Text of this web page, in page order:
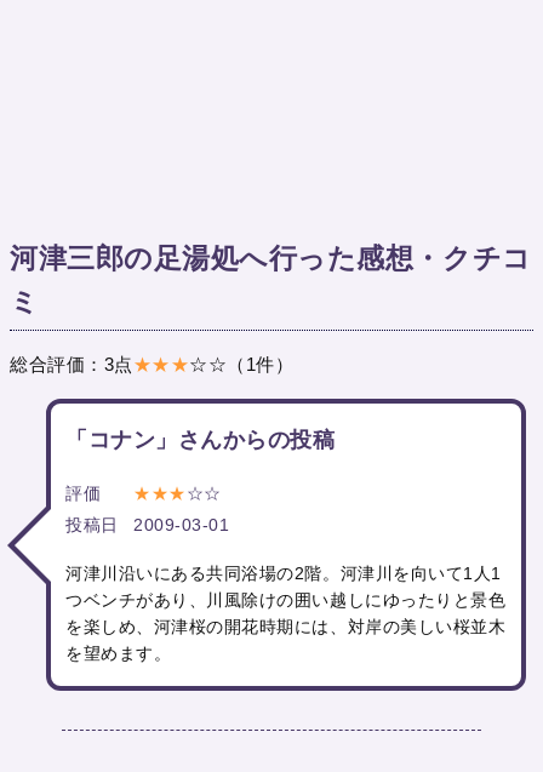
河津三郎の足湯処へ行った感想・クチコ
ミ
総合評価：3点★★★☆☆（1件）
「コナン」さんからの投稿
評価 ★★★☆☆
投稿日
2009-03-01
河津川沿いにある共同浴場の2階。河津川を向いて1人1
つベンチがあり、川風除けの囲い越しにゆったりと景色
を楽しめ、河津桜の開花時期には、対岸の美しい桜並木
を望めます。